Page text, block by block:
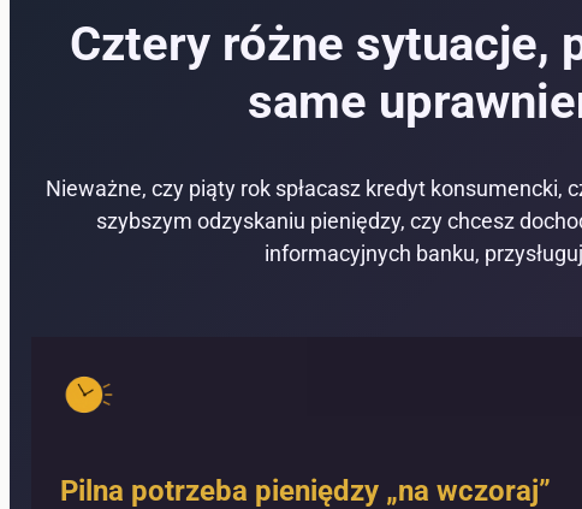
Cztery różne sytuacje,
same
Nieważne, czy piąty rok spłacasz kredyt konsumencki,
szybszym odzyskaniu pieniędzy, czy chcesz
informacyjnych banku,
Pilna potrzeba pieniędzy „na wczoraj”